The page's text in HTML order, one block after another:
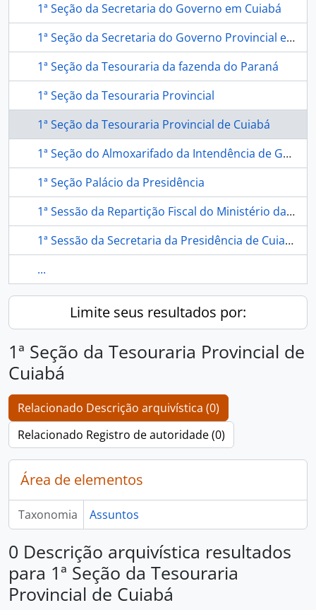
1ª Seção da Secretaria do Governo em Cuiabá
1ª Seção da Secretaria do Governo Provincial em Cuiabá
1ª Seção da Tesouraria da fazenda do Paraná
1ª Seção da Tesouraria Provincial
1ª Seção da Tesouraria Provincial de Cuiabá
1ª Seção do Almoxarifado da Intendência de Guerra do Rio de Janeiro
1ª Seção Palácio da Presidência
1ª Sessão da Repartição Fiscal do Ministério da Guerra
1ª Sessão da Secretaria da Presidência de Cuiabá
...
Limite seus resultados por:
1ª Seção da Tesouraria Provincial de
Cuiabá
Relacionado Descrição arquivística (0)
Relacionado Registro de autoridade (0)
Área de elementos
Taxonomia Assuntos
0 Descrição arquivística resultados
para 1ª Seção da Tesouraria
Provincial de Cuiabá